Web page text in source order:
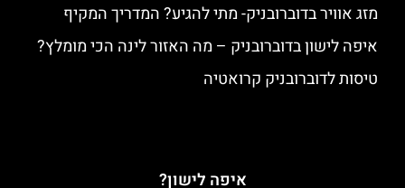
מזג אוויר בדוברובניק- מתי להגיע? המדריך המקיף
איפה לישון בדוברובניק – מה האזור לינה הכי מומלץ?
טיסות לדוברובניק קרואטיה
איפה לישון?